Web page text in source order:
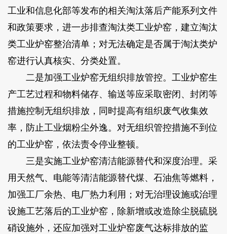
工业和信息化部等发布的相关淘汰落后产能系列文件
和政策要求，进一步排查淘汰类工业炉窑，建立淘汰
类工业炉窑整治清单；对无法确定是否属于淘汰类炉
窑进行认真核实、分类处置。
二是加强工业炉窑无组织排放管控。工业炉窑生
产工艺过程和物料储存、输送等应采取密闭、封闭等
措施控制无组织排放，同时提高有组织废气收集效
率，防止工业烟粉尘外逸。对无组织管控措施不到位
的工业炉窑，依法责令停业整顿。
三是实施工业炉窑清洁能源替代和深度治理。采
用天然气、电能等清洁能源替代煤、石油焦等燃料，
加强工厂余热、电厂热力利用；对无治理设施或治理
设施工艺落后的工业炉窑，除新增或改造除尘脱硫脱
硝设施外，还应加强对工业炉窑废气达标排放的监